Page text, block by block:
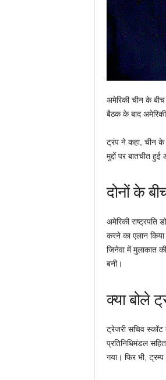
अमेरिकी चीन के
बैठक के बाद
ट्रंप ने कहा, चीन के
मुद्दों पर बातचीत
दोनों के
अमेरिकी राष्ट्रपति
करने का एलान
जिनेवा में मुलाकात
बनी।
क्या बोले
ट्रेजरी सचिव स्कॉट
प्रतिनिधिमंडल
गया। फिर भी,